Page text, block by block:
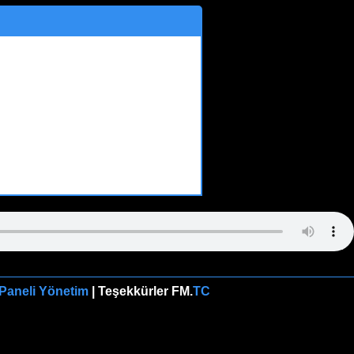
Yönetim | Teşekkürler FM.TC
Duyuruları ve gelişmeleri buradan paylaşacağız.